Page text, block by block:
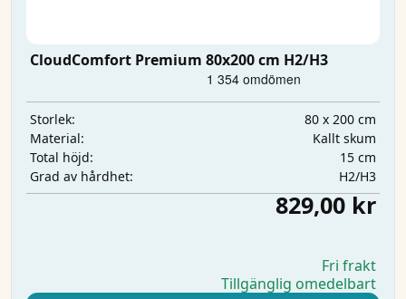
CloudComfort Premium 80x200 cm H2/H3
Storlek:
80 x 200 cm
Material:
Kallt skum
Total höjd:
15 cm
Grad av hårdhet:
H2/H3
829,00 kr
Fri frakt
Tillgänglig omedelbart